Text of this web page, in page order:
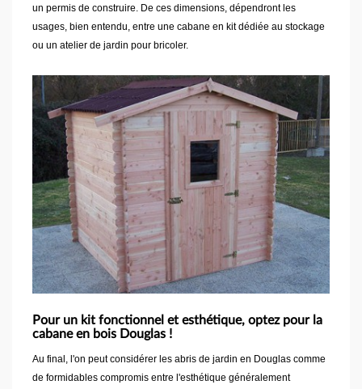
un permis de construire. De ces dimensions, dépendront les
usages, bien entendu, entre une cabane en kit dédiée au stockage
ou un atelier de jardin pour bricoler.
Pour un kit fonctionnel et esthétique, optez pour la
cabane en bois Douglas !
Au final, l'on peut considérer les abris de jardin en Douglas comme
de formidables compromis entre l'esthétique généralement